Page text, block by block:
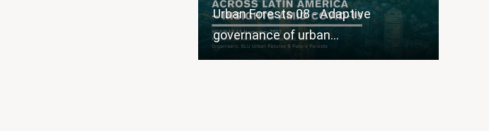
Urban Forests 08 - Adaptive
governance of urban…